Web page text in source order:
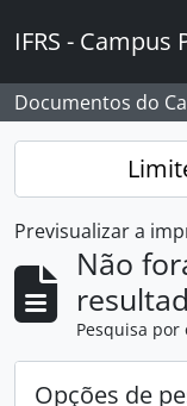
IFRS - Campus
Documentos do
Previsualizar a
Não
Pesquisa por
Opções de